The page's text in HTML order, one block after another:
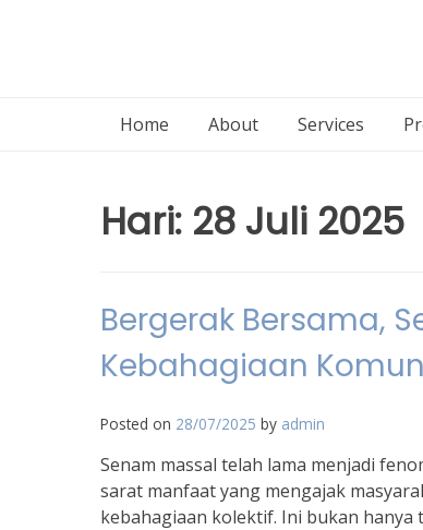
Home About Services
Hari: 28 Juli 2025
Bergerak Bersama,
Kebahagiaan
Posted on 28/07/2025 by admin
Senam massal telah lama menjadi
sarat manfaat yang mengajak
kebahagiaan kolektif. Ini bukan